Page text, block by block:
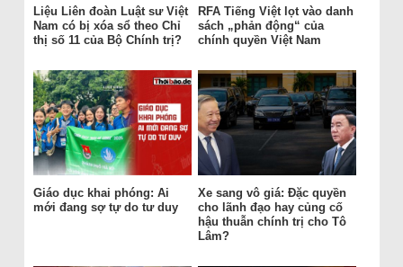
Liệu Liên đoàn Luật sư Việt
Nam có bị xóa sổ theo Chỉ
thị số 11 của Bộ Chính trị?
RFA Tiếng Việt lọt vào danh
sách „phản động“ của
chính quyền Việt Nam
Giáo dục khai phóng: Ai
mới đang sợ tự do tư duy
Xe sang vô giá: Đặc quyền
cho lãnh đạo hay củng cố
hậu thuẫn chính trị cho Tô
Lâm?